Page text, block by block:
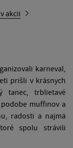
akcii
karneval,
prišli v krásnych
tanec, trblietavé
muffinov a
radosti a najmä
spolu strávili